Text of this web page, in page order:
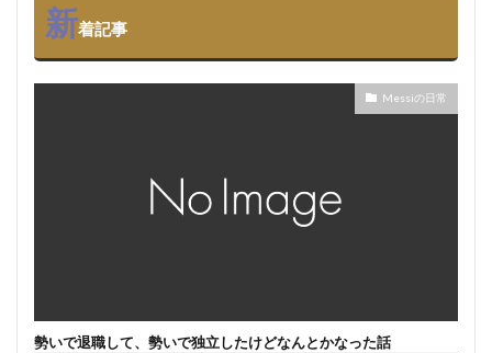
新着記事
Messiの日常
勢いで退職して、勢いで独立したけどなんとかなった話